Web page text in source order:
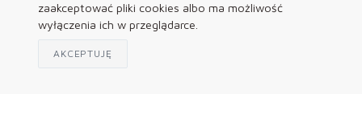
zaakceptować pliki cookies albo ma możliwość
wyłączenia ich w przeglądarce.
AKCEPTUJĘ
Regulamin
Polityka Prywatności